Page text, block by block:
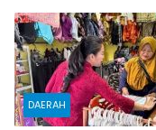
DAERAH